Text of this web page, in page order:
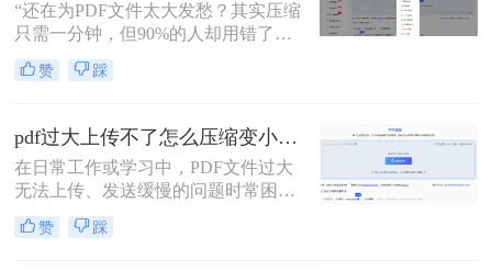
“还在为PDF文件太大发愁？其实压缩
只需一分钟，但90%的人却用错了方
法！”大家好，我是小编——一个在
电脑办公软件领域深耕多年的测评博
和自媒体创作者的咨询：“PDF文档体
积太大，发送慢、存储占空间，怎么
办？” 那么pdf文件怎么压缩大小呢。
赞 踩
pdf过大上传不了怎么压缩变小？5个高效压缩变小方法！
在日常工作或学习中，PDF文件过大
无法上传、发送缓慢的问题时常困扰
我们。无论是论文提交、邮件发送还
是云端备份，掌握有效的PDF压缩技
赞 踩